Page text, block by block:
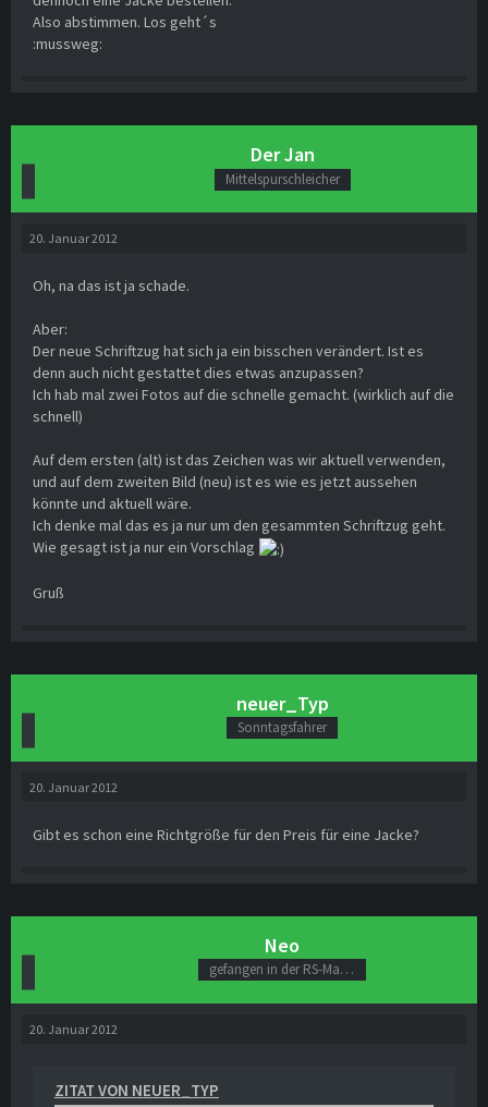
Also abstimmen. Los geht´s
:mussweg:
Der Jan
Mittelspurschleicher
20. Januar 2012
Oh, na das ist ja schade.
Aber:
Der neue Schriftzug hat sich ja ein bisschen verändert. Ist es
denn auch nicht gestattet dies etwas anzupassen?
Ich hab mal zwei Fotos auf die schnelle gemacht. (wirklich auf die
schnell)
Auf dem ersten (alt) ist das Zeichen was wir aktuell verwenden,
und auf dem zweiten Bild (neu) ist es wie es jetzt aussehen
könnte und aktuell wäre.
Ich denke mal das es ja nur um den gesammten Schriftzug geht.
Wie gesagt ist ja nur ein Vorschlag
Gruß
neuer_Typ
Sonntagsfahrer
20. Januar 2012
Gibt es schon eine Richtgröße für den Preis für eine Jacke?
Neo
gefangen in der RS-Matrix
20. Januar 2012
ZITAT VON NEUER_TYP